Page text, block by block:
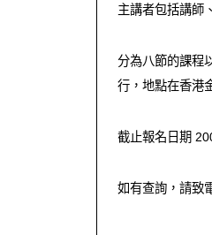
主講者包括講師
分為八節的課程
行，地點在香港
截止報名日期
如有查詢，請致